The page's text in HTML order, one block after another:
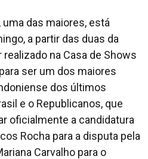
das maiores, está
a partir das duas da
na Casa de Shows
ser um dos maiores
dos últimos
e o Republicanos, que
oficialmente a candidatura
Rocha para a disputa pela
Carvalho para o